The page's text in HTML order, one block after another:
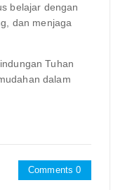
belajar dengan
dan menjaga
Tuhan
dalam
Comments 0